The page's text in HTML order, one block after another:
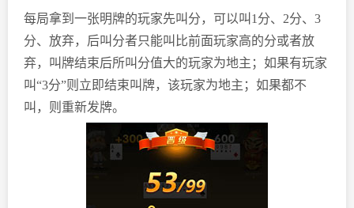
每局拿到一张明牌的玩家先叫分，可以叫1分、2分、3
分、放弃，后叫分者只能叫比前面玩家高的分或者放
弃，叫牌结束后所叫分值大的玩家为地主；如果有玩家
叫“3分”则立即结束叫牌，该玩家为地主；如果都不
叫，则重新发牌。